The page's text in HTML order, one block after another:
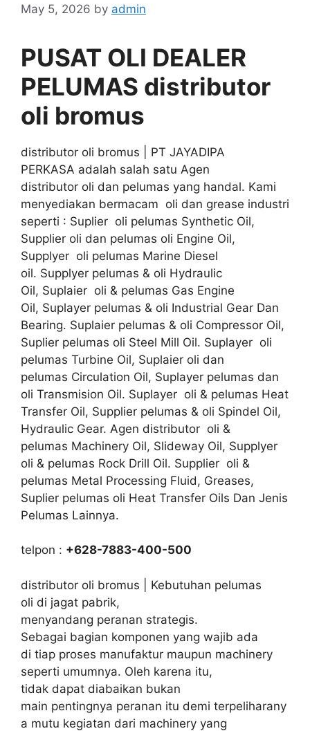
May 5, 2026 by admin
PUSAT OLI DEALER
PELUMAS distributor
oli bromus
distributor oli bromus | PT JAYADIPA
PERKASA adalah salah satu Agen
distributor oli dan pelumas yang handal. Kami
menyediakan bermacam oli dan grease industri
seperti : Suplier oli pelumas Synthetic Oil,
Supplier oli dan pelumas oli Engine Oil,
Supplyer oli pelumas Marine Diesel
oil. Supplyer pelumas & oli Hydraulic
Oil, Suplaier oli & pelumas Gas Engine
Oil, Suplayer pelumas & oli Industrial Gear Dan
Bearing. Suplaier pelumas & oli Compressor Oil,
Suplier pelumas oli Steel Mill Oil. Suplayer oli
pelumas Turbine Oil, Suplaier oli dan
pelumas Circulation Oil, Suplayer pelumas dan
oli Transmision Oil. Suplayer oli & pelumas Heat
Transfer Oil, Supplier pelumas & oli Spindel Oil,
Hydraulic Gear. Agen distributor oli &
pelumas Machinery Oil, Slideway Oil, Supplyer
oli & pelumas Rock Drill Oil. Supplier oli &
pelumas Metal Processing Fluid, Greases,
Suplier pelumas oli Heat Transfer Oils Dan Jenis
Pelumas Lainnya.
telpon : +628-7883-400-500
distributor oli bromus | Kebutuhan pelumas
oli di jagat pabrik,
menyandang peranan strategis.
Sebagai bagian komponen yang wajib ada
di tiap proses manufaktur maupun machinery
seperti umumnya. Oleh karena itu,
tidak dapat diabaikan bukan
main pentingnya peranan itu demi terpeliharany
a mutu kegiatan dari machinery yang